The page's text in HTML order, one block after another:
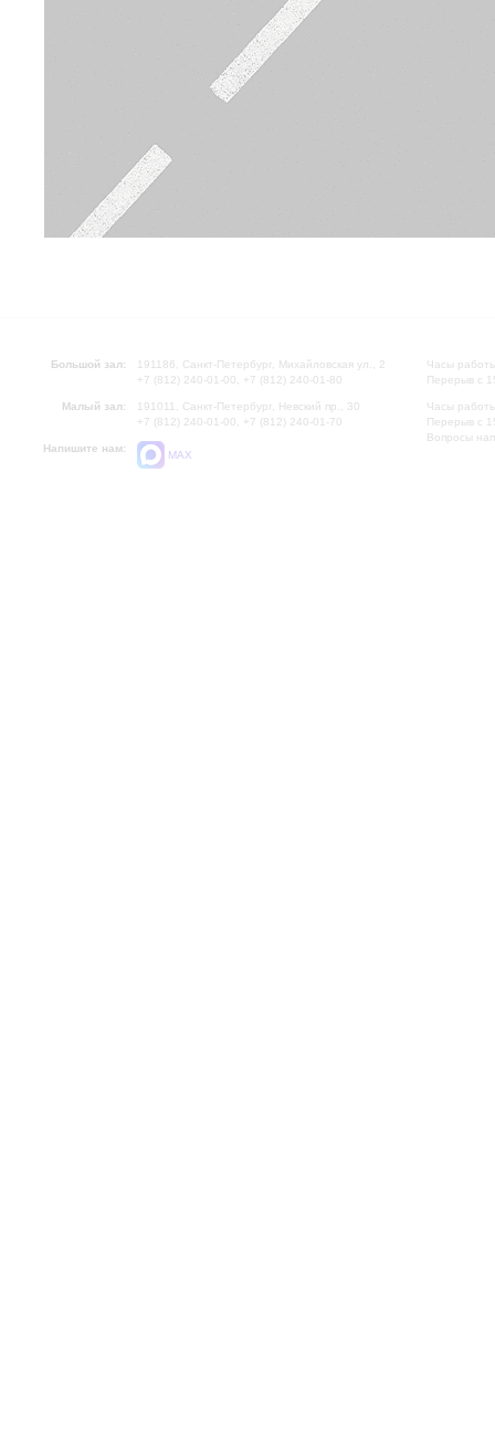
Большой зал:
191186, Санкт-Петербург, Михайловская ул., 2
+7 (812) 240-01-00, +7 (812) 240-01-80
Малый зал:
191011, Санкт-Петербург, Невский пр., 30
+7 (812) 240-01-00, +7 (812) 240-01-70
Напишите нам:
MAX
Часы
Перерыв с
Часы
Перерыв с
Вопросы